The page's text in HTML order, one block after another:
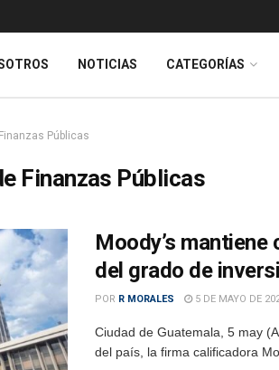
NOTICIAS CATEGORÍAS
Públicas
Finanzas Públicas
Moody’s
del grado de
POR R MORALES 5 DE MAYO DE
Ciudad de Guatemala, 5 may
del país, la firma calificadora